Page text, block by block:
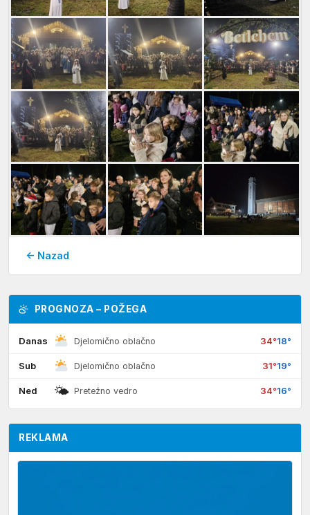
← Nazad
PROGNOZA – POŽEGA
Danas Djelomično oblačno 34°18°
Sub Djelomično oblačno 31°19°
Ned 🌤 Pretežno vedro 34°16°
REKLAMA